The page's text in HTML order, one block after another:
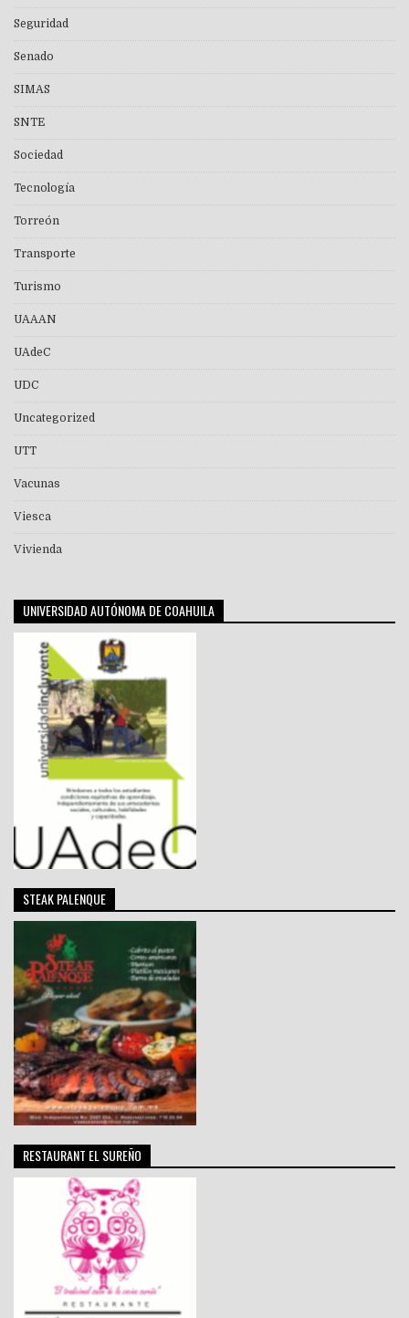
Seguridad
Senado
SIMAS
SNTE
Sociedad
Tecnología
Torreón
Transporte
Turismo
UAAAN
UAdeC
UDC
Uncategorized
UTT
Vacunas
Viesca
Vivienda
UNIVERSIDAD AUTÓNOMA DE COAHUILA
STEAK PALENQUE
RESTAURANT EL SUREÑO